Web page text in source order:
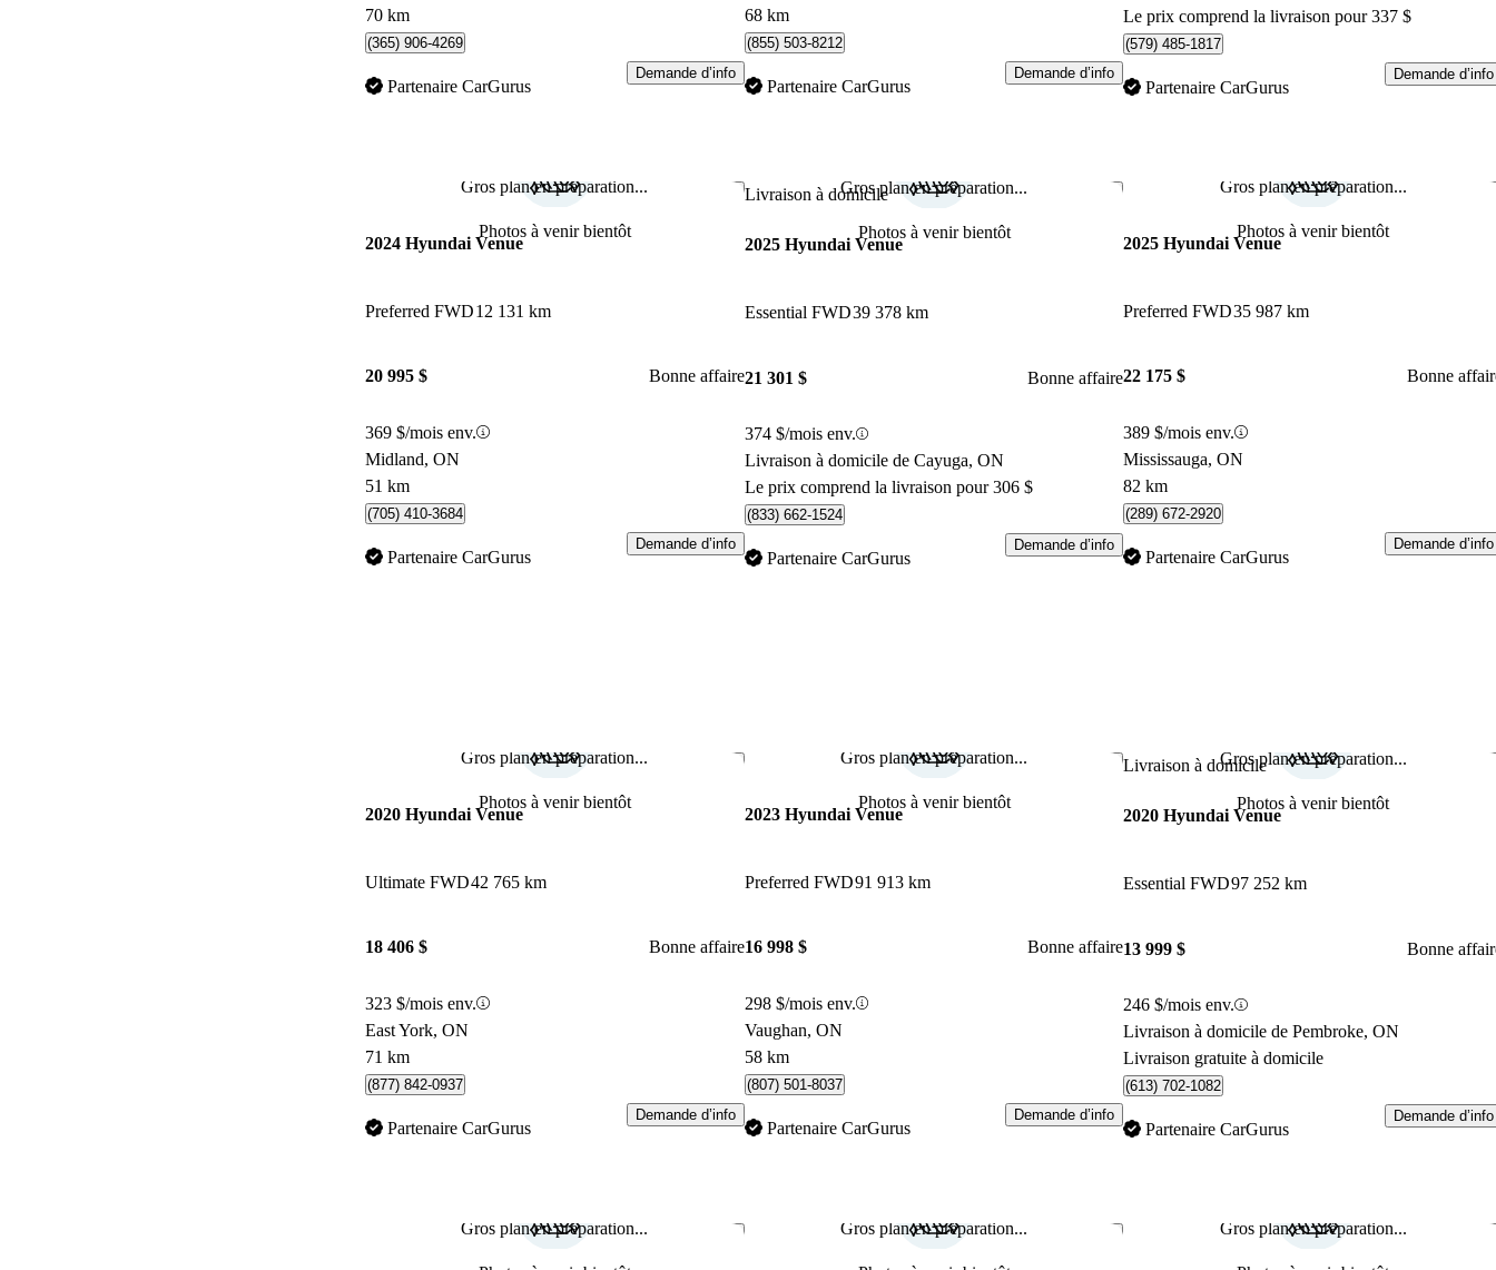
70 km
(365) 906-4269
Partenaire CarGurus
Demande d’info
68 km
(855) 503-8212
Partenaire CarGurus
Demande d’info
Le prix comprend la livraison pour 337 $
(579) 485-1817
Partenaire CarGurus
Demande d’info
Gros plan en préparation...
Photos à venir bientôt
Enregistrer cette annonce
2024 Hyundai Venue
Preferred FWD12 131 km
20 995 $ Bonne affaire
369 $/mois env.
Midland, ON
51 km
(705) 410-3684
Partenaire CarGurus
Demande d’info
Gros plan en préparation...
Photos à venir bientôt
Livraison à domicile Enregistrer cette annonce
2025 Hyundai Venue
Essential FWD39 378 km
21 301 $ Bonne affaire
374 $/mois env.
Livraison à domicile de Cayuga, ON
Le prix comprend la livraison pour 306 $
(833) 662-1524
Partenaire CarGurus
Demande d’info
Gros plan en préparation...
Photos à venir bientôt
2025 Hyundai Venue
Preferred FWD35 987 km
22 175 $ Bonne
389 $/mois env.
Mississauga, ON
82 km
(289) 672-2920
Partenaire CarGurus
Demande d’info
Gros plan en préparation...
Photos à venir bientôt
Enregistrer cette annonce
2020 Hyundai Venue
Ultimate FWD42 765 km
18 406 $ Bonne affaire
323 $/mois env.
East York, ON
71 km
(877) 842-0937
Partenaire CarGurus
Demande d’info
Gros plan en préparation...
Photos à venir bientôt
Enregistrer cette annonce
2023 Hyundai Venue
Preferred FWD91 913 km
16 998 $ Bonne affaire
298 $/mois env.
Vaughan, ON
58 km
(807) 501-8037
Partenaire CarGurus
Demande d’info
Gros plan en préparation...
Photos à venir bientôt
Livraison à domicile
2020 Hyundai Venue
Essential FWD97 252 km
13 999 $ Bonne
246 $/mois env.
Livraison à domicile de Pembroke, ON
Livraison gratuite à domicile
(613) 702-1082
Partenaire CarGurus
Demande d’info
Gros plan en préparation... Enregistrer cette annonceGros plan en préparation... Enregistrer cette annonceGros plan en préparation...